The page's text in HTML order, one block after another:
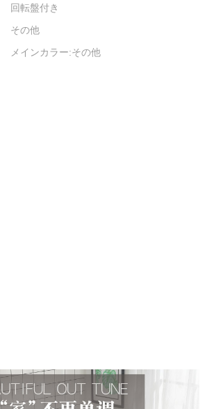
回転盤付き
その他
メインカラー:その他